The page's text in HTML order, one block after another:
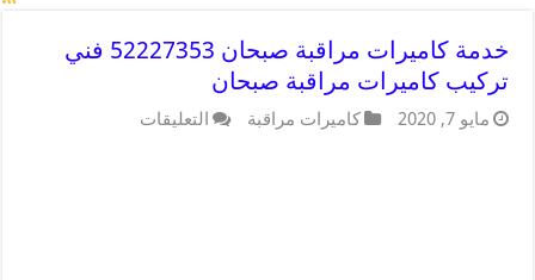
خدمة كاميرات مراقبة صبحان 52227353 فني
تركيب كاميرات مراقبة صبحان
مايو 7, 2020 كاميرات مراقبة التعليقات